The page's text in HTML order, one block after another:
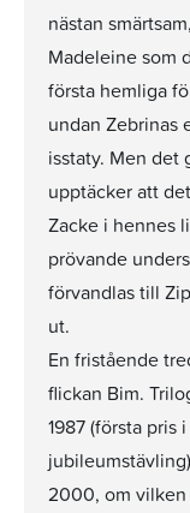
nästan
Madeleine som
första hemliga
undan Zebrinas
isstaty. Men det
upptäcker att
Zacke i hennes
prövande
förvandlas till
ut.
En fristående
flickan Bim.
1987 (första pris
2000, om vilken